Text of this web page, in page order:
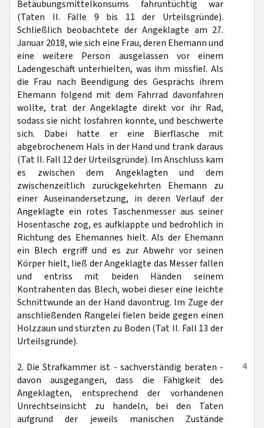
Betäubungsmittelkonsums fahruntüchtig war
(Taten II. Fälle 9 bis 11 der Urteilsgründe).
Schließlich beobachtete der Angeklagte am 27.
Januar 2018, wie sich eine Frau, deren Ehemann und
eine weitere Person ausgelassen vor einem
Ladengeschäft unterhielten, was ihm missfiel. Als
die Frau nach Beendigung des Gesprächs ihrem
Ehemann folgend mit dem Fahrrad davonfahren
wollte, trat der Angeklagte direkt vor ihr Rad,
sodass sie nicht losfahren konnte, und beschwerte
sich. Dabei hatte er eine Bierflasche mit
abgebrochenem Hals in der Hand und trank daraus
(Tat II. Fall 12 der Urteilsgründe). Im Anschluss kam
es zwischen dem Angeklagten und dem
zwischenzeitlich zurückgekehrten Ehemann zu
einer Auseinandersetzung, in deren Verlauf der
Angeklagte ein rotes Taschenmesser aus seiner
Hosentasche zog, es aufklappte und bedrohlich in
Richtung des Ehemannes hielt. Als der Ehemann
ein Blech ergriff und es zur Abwehr vor seinen
Körper hielt, ließ der Angeklagte das Messer fallen
und entriss mit beiden Händen seinem
Kontrahenten das Blech, wobei dieser eine leichte
Schnittwunde an der Hand davontrug. Im Zuge der
anschließenden Rangelei fielen beide gegen einen
Holzzaun und stürzten zu Boden (Tat II. Fall 13 der
Urteilsgründe).
4
2. Die Strafkammer ist - sachverständig beraten -
davon ausgegangen, dass die Fähigkeit des
Angeklagten, entsprechend der vorhandenen
Unrechtseinsicht zu handeln, bei den Taten
aufgrund der jeweils manischen Zustände